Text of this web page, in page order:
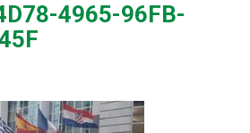
4965-96FB-